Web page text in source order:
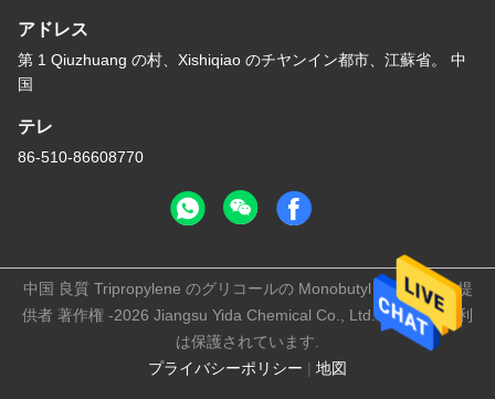
アドレス
第 1 Qiuzhuang の村、Xishiqiao のチヤンイン都市、江蘇省。 中
国
テレ
86-510-86608770
プライバシーポリシー | 地図
中国 良質 Tripropylene のグリコールの Monobutyl のエーテル 提
供者 著作権 -2026 Jiangsu Yida Chemical Co., Ltd. すべての権利
は保護されています.